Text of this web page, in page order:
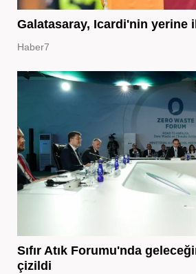
Galatasaray, Icardi'nin yerine
Haber7
Sıfır Atık Forumu'nda
çizildi